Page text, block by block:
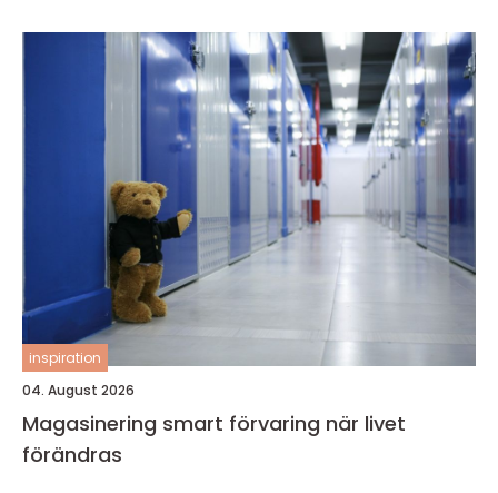
inspiration
04. August 2026
Magasinering smart förvaring när livet
förändras